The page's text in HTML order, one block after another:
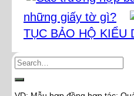
những giấy tờ gì?
TỤC BẢO HỘ KIỂU